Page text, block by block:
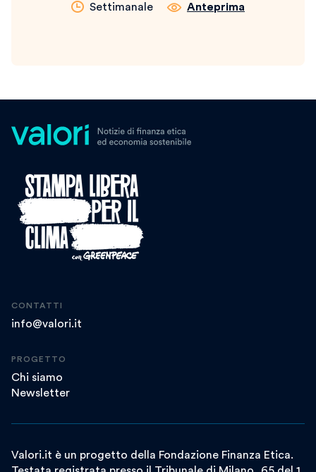
Settimanale Anteprima
CONTATTI
info@valori.it
PROGETTO
Chi siamo
Newsletter
Valori.it è un progetto della Fondazione Finanza Etica.